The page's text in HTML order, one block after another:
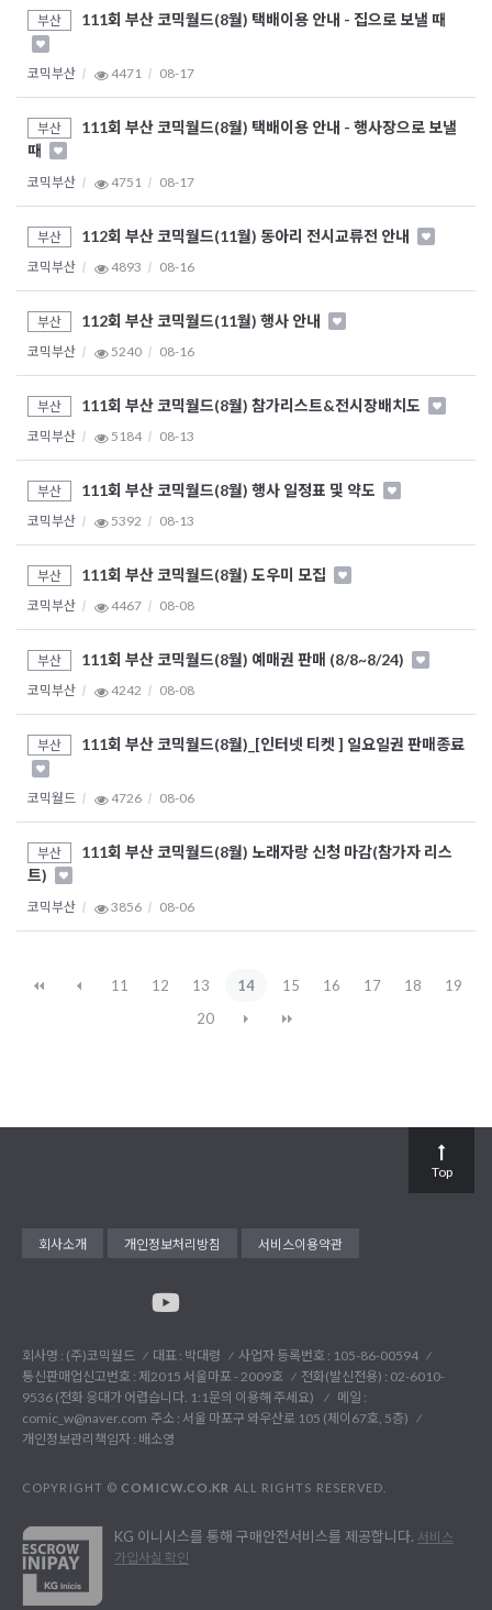
부산 111회 부산 코믹월드(8월) 택배이용 안내 - 집으로 보낼 때
코믹부산 4471 08-17
부산
111회 부산 코믹월드(8월) 택배이용 안내 - 행사장으로 보낼
때
코믹부산 4751 08-17
부산 112회 부산 코믹월드(11월) 동아리 전시교류전 안내
코믹부산 4893 08-16
부산 112회 부산 코믹월드(11월) 행사 안내
코믹부산 5240 08-16
부산 111회 부산 코믹월드(8월) 참가리스트&전시장배치도
코믹부산 5184 08-13
부산 111회 부산 코믹월드(8월) 행사 일정표 및 약도
코믹부산 5392 08-13
부산 111회 부산 코믹월드(8월) 도우미 모집
코믹부산 4467 08-08
부산 111회 부산 코믹월드(8월) 예매권 판매 (8/8~8/24)
코믹부산 4242 08-08
부산 111회 부산 코믹월드(8월)_[인터넷 티켓 ] 일요일권 판매종료
코믹월드 4726 08-06
부산
111회 부산 코믹월드(8월) 노래자랑 신청 마감(참가자 리스
트)
코믹부산 3856 08-06
11 12 13 14 15 16 17 18
19
20
회사소개 개인정보처리방침 서비스이용약관
회사명 : (주)코믹월드 대표 : 박대령
사업자 등록번호 : 105-86-00594
통신판매업신고번호 : 제2015 서울마포 - 2009호
전화(발신전용) : 02-6010-
9536 (전화 응대가 어렵습니다. 1:1문의 이용해 주세요)
메일 :
comic_w@naver.com 주소 : 서울 마포구 와우산로 105 (제이67호, 5층)
개인정보관리책임자 : 배소영
COPYRIGHT © COMICW.CO.KR ALL RIGHTS RESERVED.
KG 이니시스를 통해 구매안전서비스를 제공합니다. 서비스
가입사실 확인
Top